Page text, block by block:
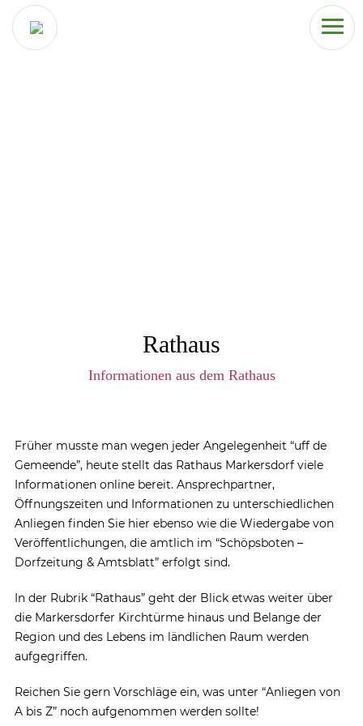
Rathaus
Informationen aus dem Rathaus
Früher musste man wegen jeder Angelegenheit “uff de
Gemeende”, heute stellt das Rathaus Markersdorf viele
Informationen online bereit. Ansprechpartner,
Öffnungszeiten und Informationen zu unterschiedlichen
Anliegen finden Sie hier ebenso wie die Wiedergabe von
Veröffentlichungen, die amtlich im “Schöpsboten –
Dorfzeitung & Amtsblatt” erfolgt sind.
In der Rubrik “Rathaus” geht der Blick etwas weiter über
die Markersdorfer Kirchtürme hinaus und Belange der
Region und des Lebens im ländlichen Raum werden
aufgegriffen.
Reichen Sie gern Vorschläge ein, was unter “Anliegen von
A bis Z” noch aufgenommen werden sollte!